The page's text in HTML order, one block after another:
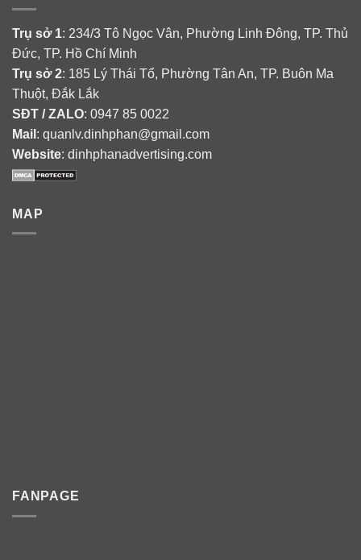
Trụ sở 1: 234/3 Tô Ngọc Vân, Phường Linh Đông, TP. Thủ
Đức, TP. Hồ Chí Minh
Trụ sở 2: 185 Lý Thái Tổ, Phường Tân An, TP. Buôn Ma
Thuột, Đắk Lắk
SĐT / ZALO: 0947 85 0022
Mail : quanlv.dinhphan@gmail.com
Website: dinhphanadvertising.com
MAP
FANPAGE